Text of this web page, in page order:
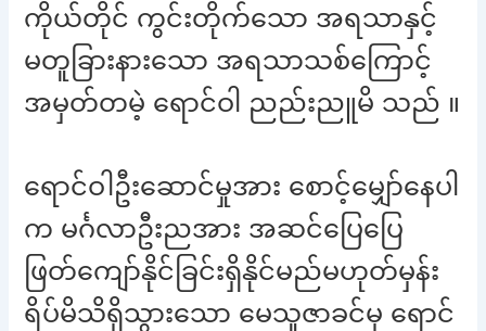
ကိုယ်တိုင် ကွင်းတိုက်သော အရသာနှင့်
မတူခြားနားသော အရသာသစ်ကြောင့်
အမှတ်တမဲ့ ရောင်ဝါ ညည်းညူမိ သည် ။
ရောင်ဝါဦးဆောင်မှုအား စောင့်မျှော်နေပါ
က မင်္ဂလာဦးညအား အဆင်ပြေပြေ
ဖြတ်ကျော်နိုင်ခြင်းရှိနိုင်မည်မဟုတ်မှန်း
ရိပ်မိသိရှိသွားသော မေသူဇာခင်မှ ရောင်